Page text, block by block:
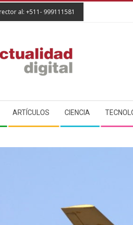
al: +511- 999111581
ARTÍCULOS CIENCIA